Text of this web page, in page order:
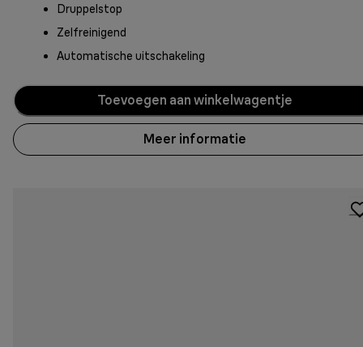
Druppelstop
Zelfreinigend
Automatische uitschakeling
Toevoegen aan winkelwagentje
Meer informatie